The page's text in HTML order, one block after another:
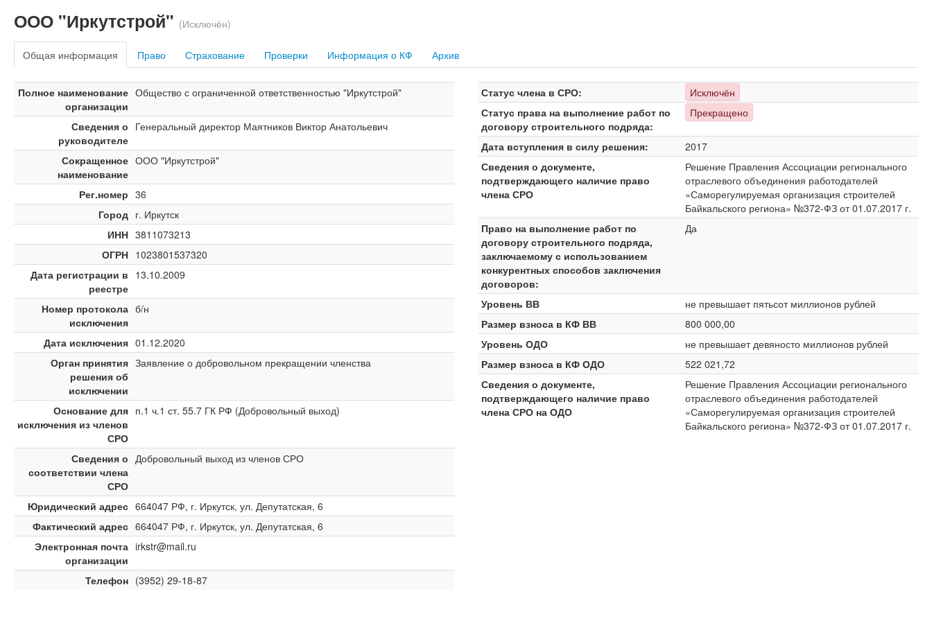
ООО "Иркутстрой" (Исключён)
Общая информация Право Страхование Проверки Информация о КФ Архив
Полное наименование
организации
Общество с ограниченной ответственностью "Иркутстрой"
Сведения о
руководителе
Генеральный директор Маятников Виктор Анатольевич
Сокращенное
наименование
ООО "Иркутстрой"
Рег.номер 36
Город г. Иркутск
ИНН 3811073213
ОГРН 1023801537320
Дата регистрации в
реестре
13.10.2009
Номер протокола
исключения
б/н
Дата исключения 01.12.2020
Орган принятия
решения об
исключении
Заявление о добровольном прекращении членства
Основание для
исключения из членов
СРО
п.1 ч.1 ст. 55.7 ГК РФ (Добровольный выход)
Сведения о
соответствии члена
СРО
Добровольный выход из членов СРО
Юридический адрес 664047 РФ, г. Иркутск, ул. Депутатская, 6
Фактический адрес 664047 РФ, г. Иркутск, ул. Депутатская, 6
Электронная почта
организации
irkstr@mail.ru
Телефон (3952) 29-18-87
Статус члена в СРО:
Исключён
Статус права на выполнение работ по
договору строительного подряда:
Прекращено
Дата вступления в силу решения:
2017
Сведения о документе,
подтверждающего наличие право
члена СРО
Решение Правления Ассоциации регионального
отраслевого объединения работодателей
«Саморегулируемая организация строителей
Байкальского региона» №372-ФЗ от 01.07.2017 г.
Право на выполнение работ по
договору строительного подряда,
заключаемому с использованием
конкурентных способов заключения
договоров:
Да
Уровень ВВ
не превышает пятьсот миллионов рублей
Размер взноса в КФ ВВ
800 000,00
Уровень ОДО
не превышает девяносто миллионов рублей
Размер взноса в КФ ОДО
522 021,72
Сведения о документе,
подтверждающего наличие право
члена СРО на ОДО
Решение Правления Ассоциации регионального
отраслевого объединения работодателей
«Саморегулируемая организация строителей
Байкальского региона» №372-ФЗ от 01.07.2017 г.